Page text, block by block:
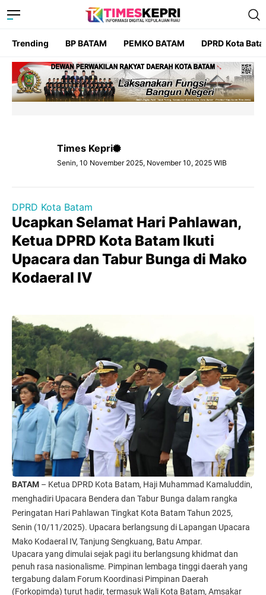
Trending BP BATAM PEMKO BATAM DPRD Kota
Times Kepri
Senin, 10 November 2025, November 10, 2025 WIB
DPRD Kota Batam
Ucapkan Selamat Hari Pahlawan,
Ketua DPRD Kota Batam Ikuti
Upacara dan Tabur Bunga di Mako
Kodaeral IV
BATAM – Ketua DPRD Kota Batam, Haji Muhammad Kamaluddin,
menghadiri Upacara Bendera dan Tabur Bunga dalam rangka
Peringatan Hari Pahlawan Tingkat Kota Batam Tahun 2025,
Senin (10/11/2025). Upacara berlangsung di Lapangan Upacara
Mako Kodaeral IV, Tanjung Sengkuang, Batu Ampar.
Upacara yang dimulai sejak pagi itu berlangsung khidmat dan
penuh rasa nasionalisme. Pimpinan lembaga tinggi daerah yang
tergabung dalam Forum Koordinasi Pimpinan Daerah
(Forkopimda) turut hadir, termasuk Wali Kota Batam, Amsakar